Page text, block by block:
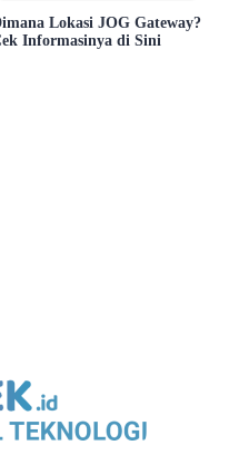
Lokasi JOG Gateway?
Informasinya di Sini